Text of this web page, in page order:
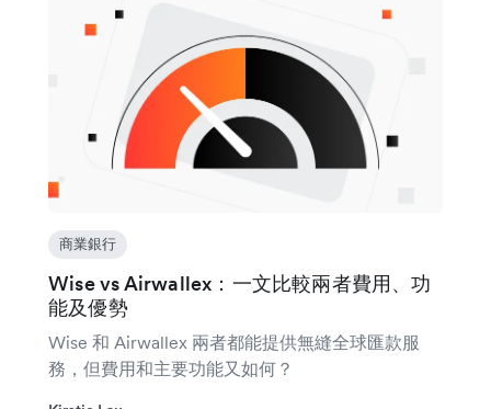
商業銀行
Wise vs Airwallex：一文比較兩者費用、功
能及優勢
Wise 和 Airwallex 兩者都能提供無縫全球匯款服
務，但費用和主要功能又如何？